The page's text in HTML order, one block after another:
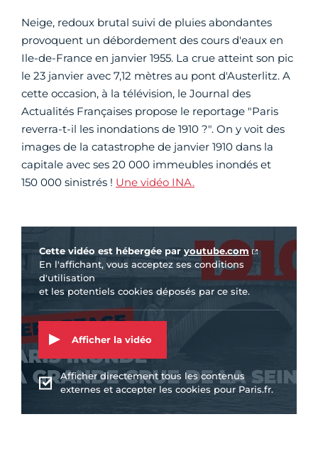
Neige, redoux brutal suivi de pluies abondantes
provoquent un débordement des cours d'eaux en
Ile-de-France en janvier 1955. La crue atteint son pic
le 23 janvier avec 7,12 mètres au pont d'Austerlitz. A
cette occasion, à la télévision, le Journal des
Actualités Françaises propose le reportage "Paris
reverra-t-il les inondations de 1910 ?". On y voit des
images de la catastrophe de janvier 1910 dans la
capitale avec ses 20 000 immeubles inondés et
150 000 sinistrés ! Une vidéo INA.
Cette vidéo est hébergée par youtube.com
En l'affichant, vous acceptez ses conditions
d'utilisation
et les potentiels cookies déposés par ce site.
Afficher la vidéo
Afficher directement tous les contenus
externes et accepter les cookies pour Paris.fr.